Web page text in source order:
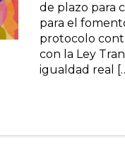
de plazo para
para el
protocolo
con la Ley
igualdad real